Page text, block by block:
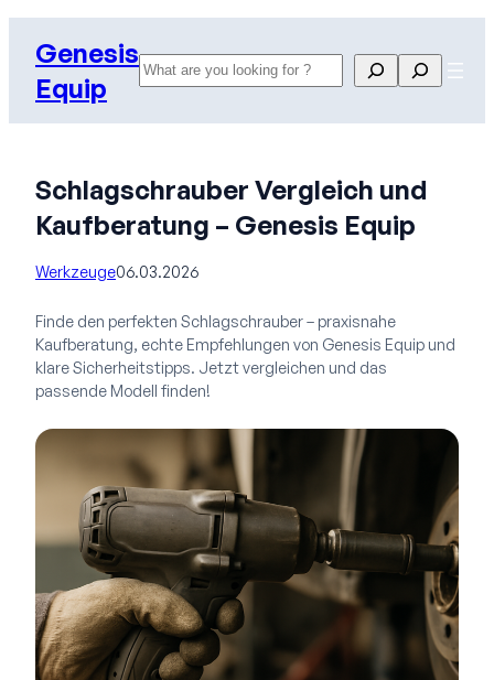
InhaltGenesis
Equip
Search Search
Schlagschrauber Vergleich und
Kaufberatung – Genesis Equip
Werkzeuge06.03.2026
Finde den perfekten Schlagschrauber – praxisnahe
Kaufberatung, echte Empfehlungen von Genesis Equip und
klare Sicherheitstipps. Jetzt vergleichen und das
passende Modell finden!